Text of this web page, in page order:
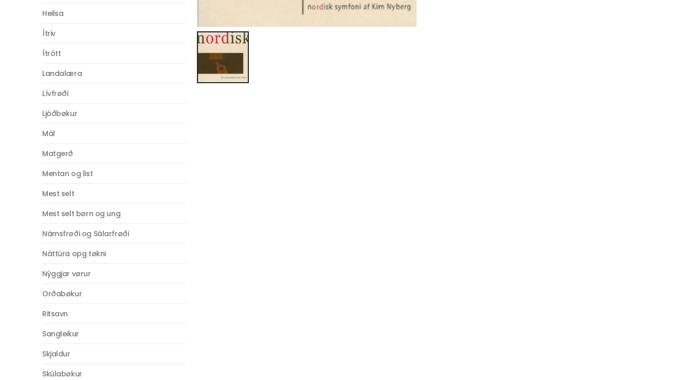
Heilsa
Ítriv
Ítrótt
Landalæra
Lívfrøði
Ljóðbøkur
Mál
Matgerð
Mentan og list
Mest selt
Mest selt børn og ung
Námsfrøði og Sálarfrøði
Náttúra opg tøkni
Nýggjar vørur
Orðabøkur
Ritsavn
Sangleikur
Skjaldur
Skúlabøkur